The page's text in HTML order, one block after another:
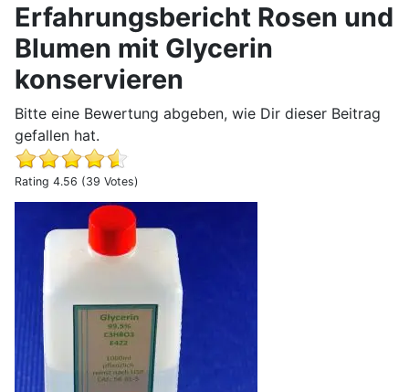
Erfahrungsbericht Rosen und
Blumen mit Glycerin
konservieren
Bitte eine Bewertung abgeben, wie Dir dieser Beitrag
gefallen hat.
Rating 4.56 (39 Votes)
Erfahrungsbericht Rosen und Blumen mit Glycerin